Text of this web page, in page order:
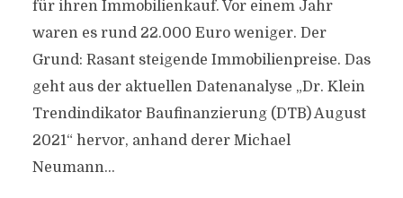
für ihren Immobilienkauf. Vor einem Jahr
waren es rund 22.000 Euro weniger. Der
Grund: Rasant steigende Immobilienpreise. Das
geht aus der aktuellen Datenanalyse „Dr. Klein
Trendindikator Baufinanzierung (DTB) August
2021“ hervor, anhand derer Michael
Neumann...